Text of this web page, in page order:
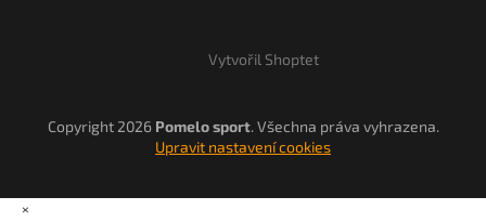
Vytvořil Shoptet
Copyright 2026 Pomelo sport. Všechna práva vyhrazena.
Upravit nastavení cookies
×